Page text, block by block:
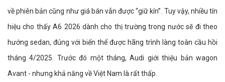
về phiên bản cũng như giá bán vẫn được “giữ kín”. Tuy vậy, nhiều tín
hiệu cho thấy A6 2026 dành cho thị trường trong nước sẽ đi theo
hướng sedan, đúng với biến thể được hãng trình làng toàn cầu hồi
tháng 4/2025. Trước đó một tháng, Audi giới thiệu bản wagon
Avant - nhưng khả năng về Việt Nam là rất thấp.